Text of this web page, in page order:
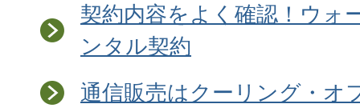
契約内容をよく確認！ウォ
ンタル契約
通信販売はクーリング・オ